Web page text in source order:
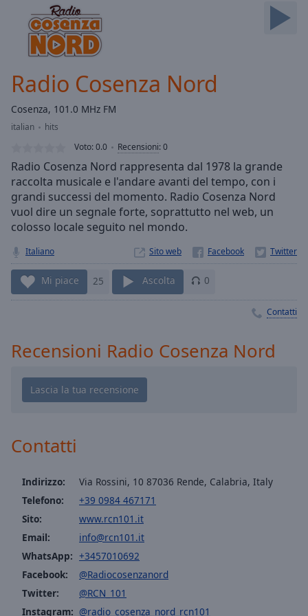
Forward
Current
Loaded:
0.00%
Type LIVE
live,
currently
behind
liveLIVE
Remaining
Time-
1x
Chapters
Descriptions
off,
selected
Subtitles
subtitles
settings
opens
subtitles
settings
dialog
subtitles
Radio Cosenza Nord
Cosenza, 101.0 MHz FM
italian
hits
Voto:0.0 Recensioni:0
Radio Cosenza Nord rappresenta dal 1978 la grande
raccolta musicale e l'andare avanti del tempo, con i
grandi successi del momento. Radio Cosenza Nord
vuol dire un segnale forte, soprattutto nel web, un
colosso locale seguito nel mondo.
Italiano Sito web
Mi piace 25 Ascolta 0
Contatti
Recensioni Radio Cosenza Nord
Contatti
Indirizzo:
Via Rossini, 10 87036 Rende, Calabria, Italy
Telefono:
+39 0984 467171
Sito:
www.rcn101.it
Email:
info@rcn101.it
WhatsApp: +3457010692
Facebook:
@Radiocosenzanord
Twitter:
@RCN_101
Instagram: @radio_cosenza_nord_rcn101